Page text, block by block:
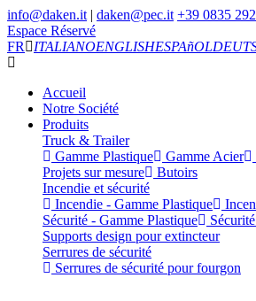
info@daken.it | daken@pec.it +39 0835
Espace Réservé
FR
ITALIANOENGLISHESPAñOL
Accueil
Notre Société
Produits
Truck & Trailer
Gamme Plastique
Gamme Acier
Projets sur mesure
Butoirs
Incendie et sécurité
Incendie - Gamme Plastique
Sécurité - Gamme Plastique
Supports design pour extincteur
Serrures de sécurité
Serrures de sécurité pour fourgon